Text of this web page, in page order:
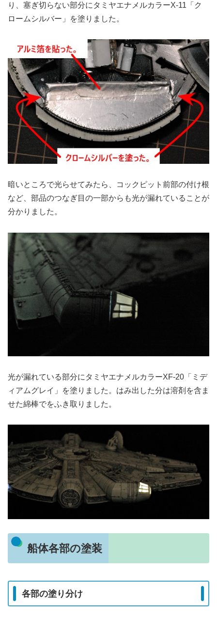
り、塞ぎ切らない部分にタミヤエナメルカラーX-11「ク
ロームシルバー」を塗りました。
暗いところで光らせてみたら、コックピット前部の付け根
など、部品のつなぎ目の一部からも光が漏れていることが
分かりました。
光が漏れている部分にタミヤエナメルカラーXF-20「ミデ
ィアムグレイ」を塗りました。はみ出した分は溶剤を含ま
せた綿棒でをふき取りました。
船体各部の塗装
各部の塗り分け